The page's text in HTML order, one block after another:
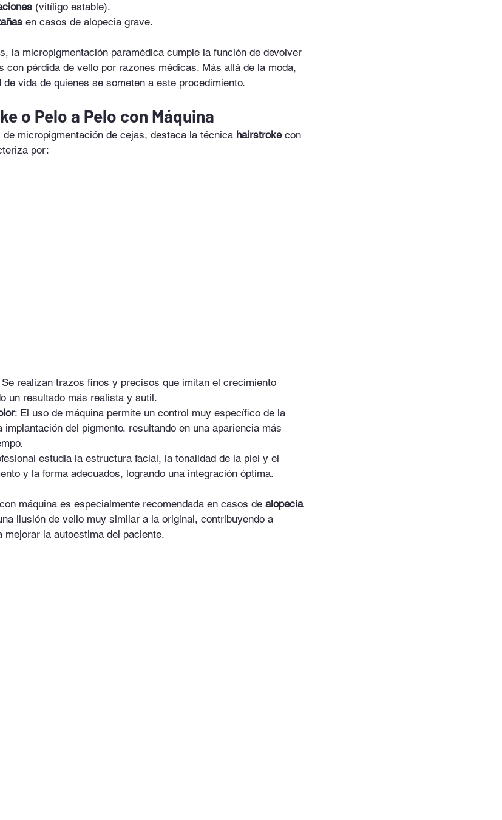
(vitíligo estable).
en casos de alopecia grave.
la micropigmentación paramédica cumple la función de devolver
con pérdida de vello por razones médicas. Más allá de la moda,
vida de quienes se someten a este procedimiento.
o Pelo a Pelo con Máquina
micropigmentación de cejas, destaca la técnica hairstroke con
por:
Se realizan trazos finos y precisos que imitan el crecimiento
un resultado más realista y sutil.
: El uso de máquina permite un control muy específico de la
implantación del pigmento, resultando en una apariencia más
estudia la estructura facial, la tonalidad de la piel y el
y la forma adecuados, logrando una integración óptima.
máquina es especialmente recomendada en casos de alopecia
ilusión de vello muy similar a la original, contribuyendo a
la autoestima del paciente.